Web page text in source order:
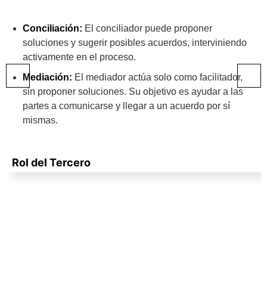
Conciliación: El conciliador puede proponer
soluciones y sugerir posibles acuerdos, interviniendo
activamente en el proceso.
Mediación: El mediador actúa solo como facilitador,
sin proponer soluciones. Su objetivo es ayudar a las
partes a comunicarse y llegar a un acuerdo por sí
mismas.
Rol del Tercero